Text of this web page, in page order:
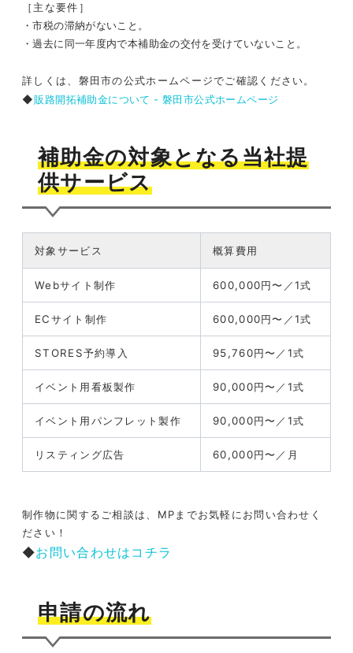
［主な要件］
・市税の滞納がないこと。
・過去に同一年度内で本補助金の交付を受けていないこと。
詳しくは、磐田市の公式ホームページでご確認ください。
◆販路開拓補助金について - 磐田市公式ホームページ
補助金の対象となる当社提
供サービス
対象サービス 概算費用
Webサイト制作 600,000円〜／1式
ECサイト制作 600,000円〜／1式
STORES予約導入 95,760円〜／1式
イベント用看板製作 90,000円〜／1式
イベント用パンフレット製作 90,000円〜／1式
リスティング広告 60,000円〜／月
制作物に関するご相談は、MPまでお気軽にお問い合わせく
ださい！
◆お問い合わせはコチラ
申請の流れ